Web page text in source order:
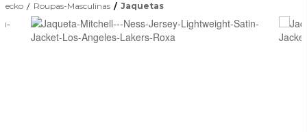
ecko Roupas-Masculinas Jaquetas